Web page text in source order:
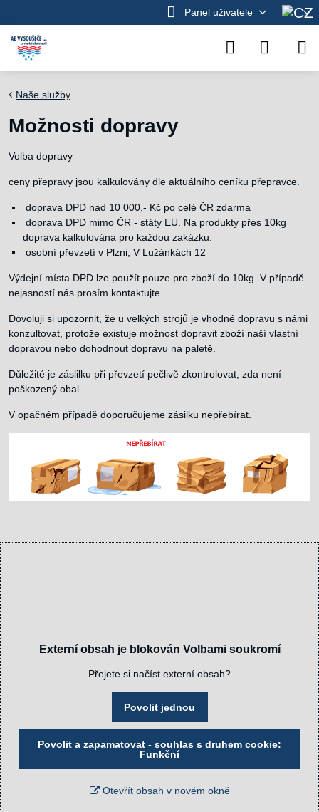
Panel uživatele
Naše služby
Možnosti dopravy
Volba dopravy
ceny přepravy jsou kalkulovány dle aktuálního ceníku přepravce.
doprava DPD nad 10 000,- Kč po celé ČR zdarma
doprava DPD mimo ČR - státy EU. Na produkty přes 10kg
doprava kalkulována pro každou zakázku.
osobní převzetí v Plzni, V Lužánkách 12
Výdejní místa DPD lze použít pouze pro zboží do 10kg. V případě
nejasností nás prosím kontaktujte.
Dovoluji si upozornit, že u velkých strojů je vhodné dopravu s námi
konzultovat, protože existuje možnost dopravit zboží naší vlastní
dopravou nebo dohodnout dopravu na paletě.
Důležité je záslilku při převzetí pečlivě zkontrolovat, zda není
poškozený obal.
V opačném případě doporučujeme zásilku nepřebírat.
Externí obsah je blokován Volbami soukromí
Přejete si načíst externí obsah?
Povolit jednou
Povolit a zapamatovat - souhlas s druhem cookie:
Funkční
Otevřít obsah v novém okně